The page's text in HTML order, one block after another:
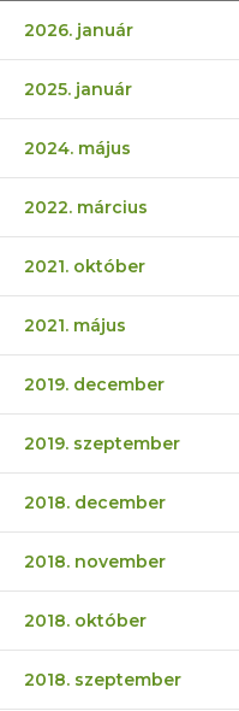
2026. január
2025. január
2024. május
2022. március
2021. október
2021. május
2019. december
2019. szeptember
2018. december
2018. november
2018. október
2018. szeptember